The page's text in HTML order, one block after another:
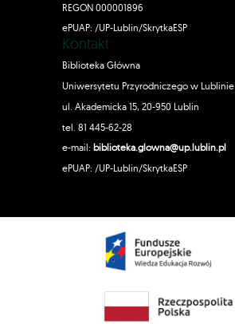
REGON 000001896
ePUAP: /UP-Lublin/SkrytkaESP
Kontakt
Biblioteka Główna
Uniwersytetu Przyrodniczego w Lublinie
ul. Akademicka 15, 20-950 Lublin
tel. 81 445-62-28
e-mail: biblioteka.glowna@up.lublin.pl
ePUAP: /UP-Lublin/SkrytkaESP